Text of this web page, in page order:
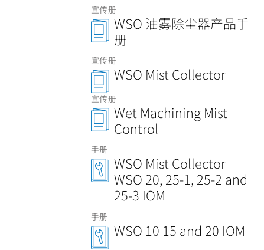
宣传册
WSO 油雾除尘器产品手
册
宣传册
WSO Mist Collector
宣传册
Wet Machining Mist
Control
手册
WSO Mist Collector
WSO 20, 25-1, 25-2 and
25-3 IOM
手册
WSO 10 15 and 20 IOM